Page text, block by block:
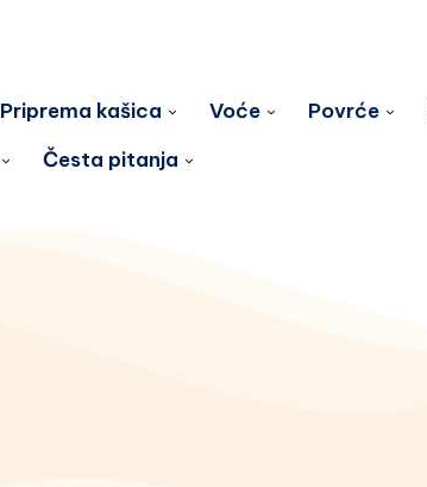
Priprema kašica Voće Povrće
Česta pitanja